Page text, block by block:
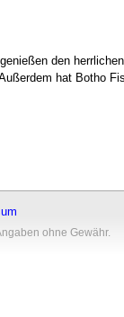
den herrlichen
hat Botho
ohne Gewähr.